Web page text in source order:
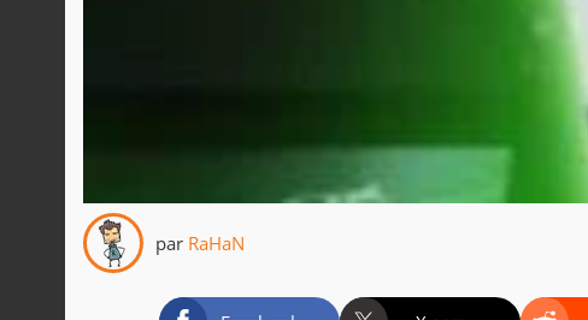
par RaHaN